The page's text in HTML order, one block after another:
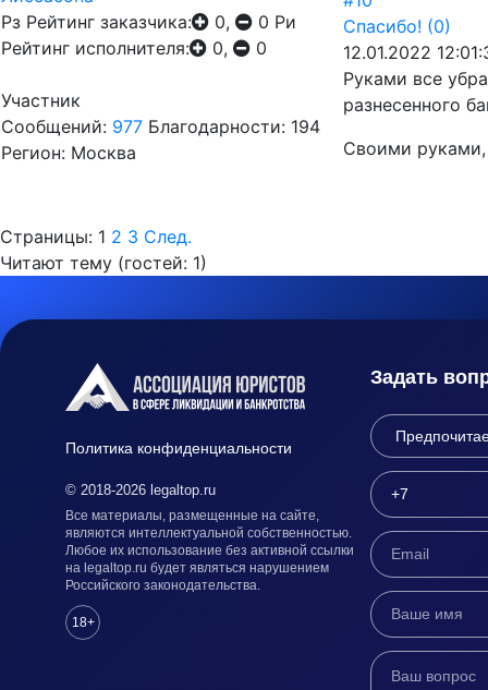
Рз Рейтинг заказчика: 0, 0 Ри
Рейтинг исполнителя:
0, 0
Участник
Сообщений: 977 Благодарности: 194
Регион: Москва
Спасибо! (0)
12.01.2022
Руками все
разнесенного
Своими руками,
Страницы: 1 2 3 След.
Читают тему (гостей: 1)
Политика конфиденциальности
© 2018-2026 legaltop.ru
Все материалы, размещенные на сайте,
являются интеллектуальной собственностью.
Любое их использование без активной ссылки
на legaltop.ru будет являться нарушением
Российского законодательства.
18+
Задать